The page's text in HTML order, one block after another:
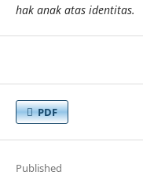
hak anak atas identitas.
PDF
Published